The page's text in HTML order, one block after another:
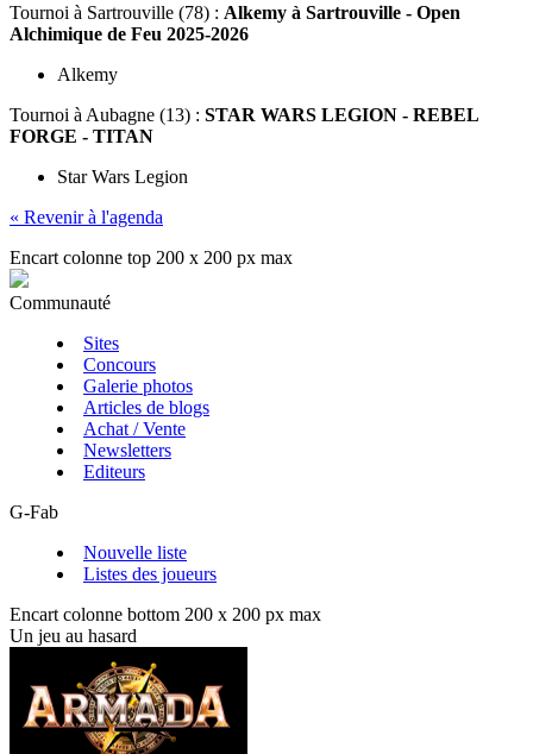
Tournoi à Sartrouville (78) : Alkemy à Sartrouville - Open
Alchimique de Feu 2025-2026
Alkemy
Tournoi à Aubagne (13) : STAR WARS LEGION - REBEL
FORGE - TITAN
Star Wars Legion
« Revenir à l'agenda
Encart colonne top 200 x 200 px max
Communauté
Sites
Concours
Galerie photos
Articles de blogs
Achat / Vente
Newsletters
Editeurs
G-Fab
Nouvelle liste
Listes des joueurs
Encart colonne bottom 200 x 200 px max
Un jeu au hasard